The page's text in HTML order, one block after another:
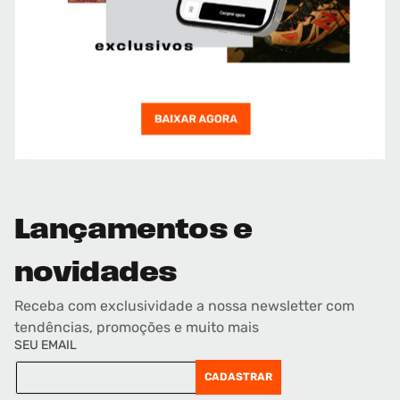
Lançamentos e
novidades
Receba com exclusividade a nossa newsletter com
tendências, promoções e muito mais
SEU EMAIL
CADASTRAR